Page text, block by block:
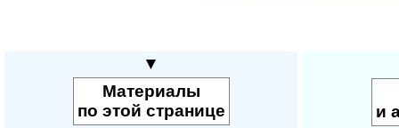
▼
Материалы
по этой странице
и